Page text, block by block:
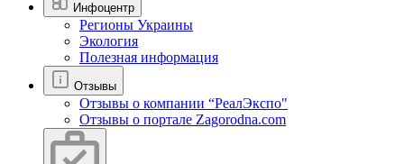
Инфоцентр
Регионы Украины
Экология
Полезная информация
Отзывы
Отзывы о компании “РеалЭкспо"
Отзывы о портале Zagorodna.com